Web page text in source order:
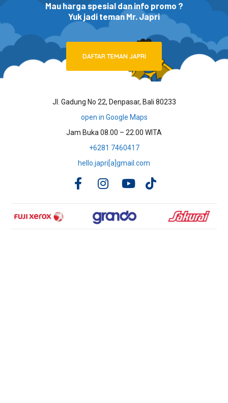
Mau harga spesial dan info promo ?
Yuk jadi teman Mr. Japri
DAFTAR TEMAN JAPRI
Jl. Gadung No 22, Denpasar, Bali 80233
open in Google Maps
Jam Buka 08.00 – 22.00 WITA
+6281 7460417
hello.japri[a]gmail.com